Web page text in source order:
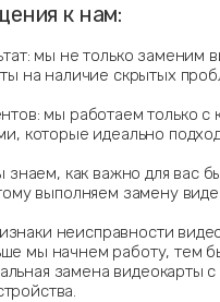
к нам:
мы не только заменим
на наличие скрытых
мы работаем только с
которые идеально
как важно для вас
выполняем замену
неисправности
мы начнем работу, тем
замена видеокарты с